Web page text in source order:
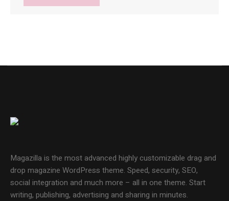
Magazilla is the most advanced highly customizable drag and
drop magazine WordPress theme. Speed, security, SEO,
social integration and much more – all in one theme. Start
writing, publishing, advertising and sharing in minutes.